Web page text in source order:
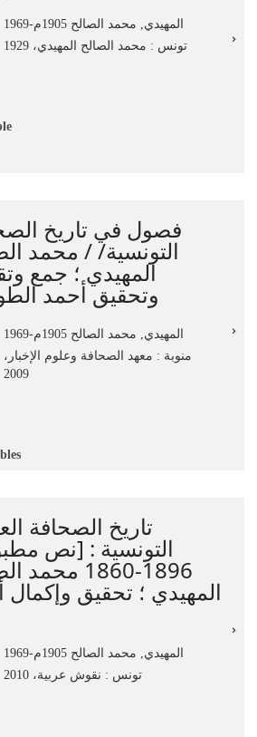
المهيدي, محمد الصالح 1905م-1969
تونس : محمد الصالح المهيدي، 1929
فصول في تاريخ
التونسية/ / محمد
المهيدي ؛ جمع
وتحقيق أحمد
المهيدي, محمد الصالح 1905م-1969
منوبة : معهد الصحافة وعلوم الإخبار،
2009
تاريخ الصحافة
التونسية : [نص
1896-1860
المهيدي ؛ تحقيق
المهيدي, محمد الصالح 1905م-1969
تونس : نقوش عربية، 2010